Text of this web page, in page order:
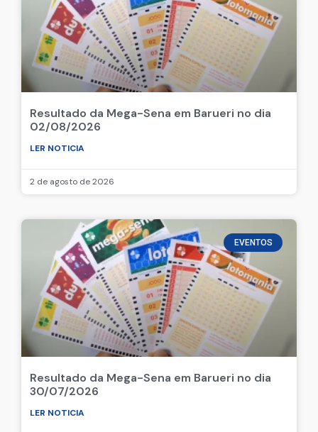
Resultado da Mega-Sena em Barueri no dia
02/08/2026
LER NOTICIA
2 de agosto de 2026
EVENTOS
Resultado da Mega-Sena em Barueri no dia
30/07/2026
LER NOTICIA